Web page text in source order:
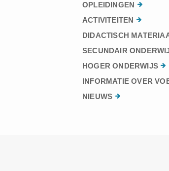
OPLEIDINGEN
ACTIVITEITEN
DIDACTISCH
SECUNDAIR
HOGER ONDERWIJS
INFORMATIE OVER
NIEUWS